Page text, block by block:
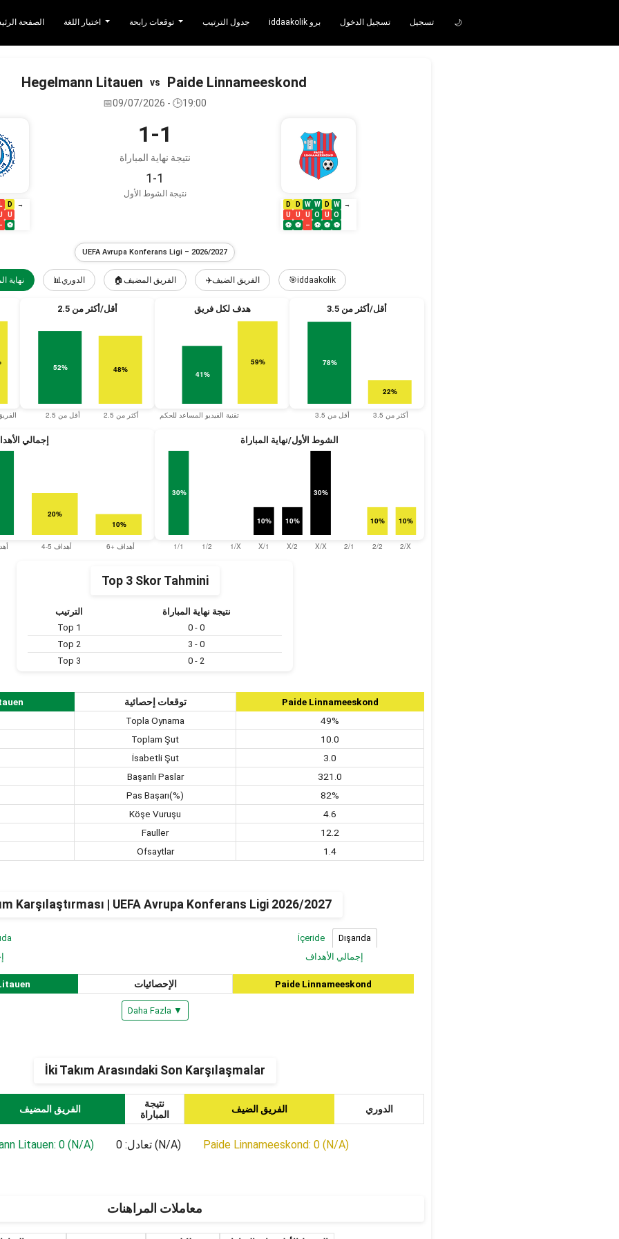
الصفحة توقعات رابحة جدول الترتيب iddaakolik برو تسجيل الدخول تسجيل 🌙
Hegelmann Litauen vs Paide Linnameeskond
📅09/07/2026 - 🕒19:00
D
U
⚽
→
1-1
نتيجة نهاية المباراة
1-1
نتيجة الشوط الأول
D
U
⚽
D
U
⚽
W
U
–
W
O
⚽
D
U
⚽
W
O
⚽
→
UEFA Avrupa Konferans Ligi – 2026/2027
⚽نهاية 📊الدوري 🏠الفريق المضيف ✈️الفريق الضيف 🎯iddaakolik
أقل/أكثر من 2.5 هدف لكل فريق أقل/أكثر من 3.5
إجمالي الشوط الأول/نهاية المباراة
Top 3 Skor Tahmini
الترتيب
نتيجة نهاية المباراة
Top 1
0 - 0
Top 2
3 - 0
Top 3
0 - 2
توقعات إحصائية
Paide Linnameeskond
Topla Oynama
49%
Toplam Şut
10.0
İsabetli Şut
3.0
Başarılı Paslar
321.0
Pas Başarı(%)
82%
Köşe Vuruşu
4.6
Fauller
12.2
Ofsaytlar
1.4
Karşılaştırması | UEFA Avrupa Konferans Ligi 2026/2027
İçeride
Dışarıda
إجمالي الأهداف
الإحصائيات Paide Linnameeskond
Daha Fazla ▼
İki Takım Arasındaki Son Karşılaşmalar
الفريق المضيف
نتيجة
المباراة
الفريق الضيف الدوري
Litauen: 0 (N/A) تعادل: 0 (N/A) Paide Linnameeskond: 0 (N/A)
معاملات المراهنات